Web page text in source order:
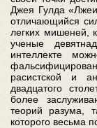
Джея Гулда
отличающийся
легких
ученые
интеллекте
расистской и
двадцатого
более
теорий разума,
которого весьма